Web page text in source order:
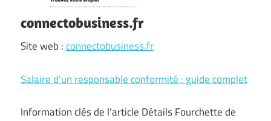
connectobusiness.fr
Site web :connectobusiness.fr
Salaire d’un responsable conformité : guide complet
Information clés de l’article Détails Fourchette de